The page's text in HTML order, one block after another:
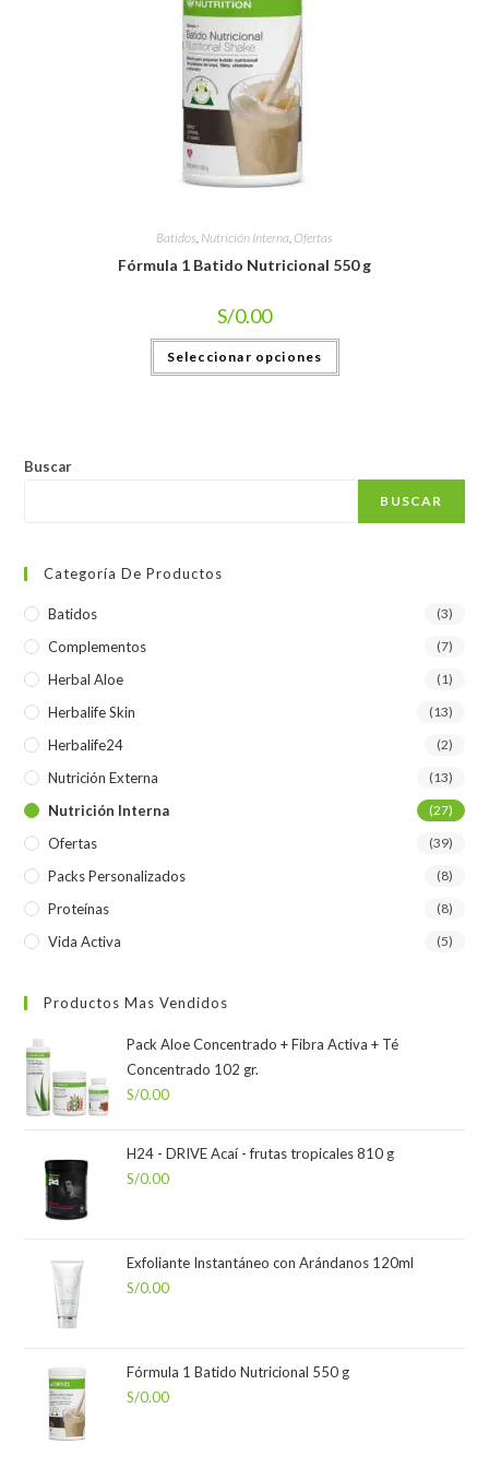
Batidos Nutrición Interna Ofertas
Fórmula 1 Batido Nutricional 550 g
S/0.00
Seleccionar opciones
Buscar
BUSCAR
Categoría De Productos
Batidos (3)
Complementos (7)
Herbal Aloe (1)
Herbalife Skin (13)
Herbalife24 (2)
Nutrición Externa (13)
Nutrición Interna (27)
Ofertas (39)
Packs Personalizados (8)
Proteínas (8)
Vida Activa (5)
Productos Mas Vendidos
Pack Aloe Concentrado + Fibra Activa + Té
Concentrado 102 gr.
S/0.00
H24 - DRIVE Acaí - frutas tropicales 810 g
S/0.00
Exfoliante Instantáneo con Arándanos 120ml
S/0.00
Fórmula 1 Batido Nutricional 550 g
S/0.00